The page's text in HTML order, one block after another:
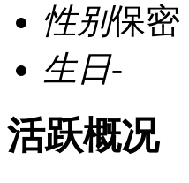
性别保密
生日-
活跃概况